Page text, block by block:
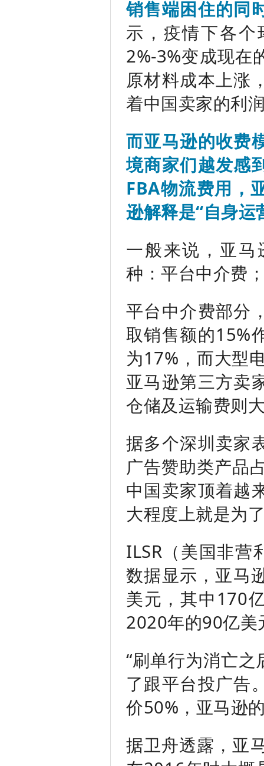
销售端困住的同
示，疫情下各
2%-3%变成现在
原材料成本上涨
着中国卖家的利
而亚马逊的收费
境商家们越发感
FBA物流费用，
逊解释是“自身运
一般来说，亚
种：平台中介费
平台中介费部分
取销售额的15%
为17%，而大型
亚马逊第三方卖
仓储及运输费则
据多个深圳卖家
广告赞助类产品
中国卖家顶着越
大程度上就是为
ILSR（美国非营
数据显示，亚马
美元，其中170
2020年的90亿美
“刷单行为消亡
了跟平台投广告
价50%，亚马逊
据卫舟透露，亚